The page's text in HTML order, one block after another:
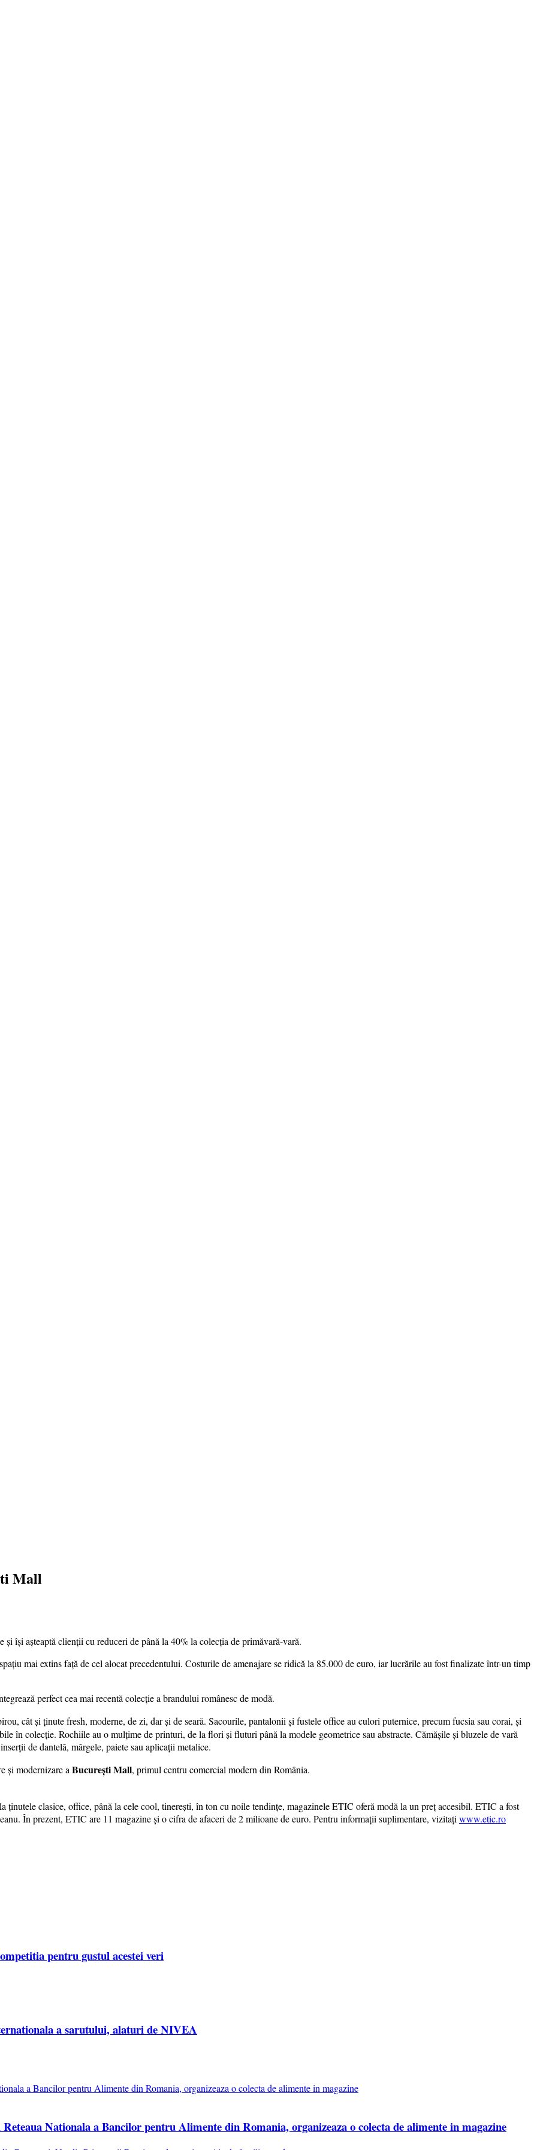
haine, incaltaminte, coafuri, tunsori, desene de colorat, poze cu modele de manichiuri!❤️
incaltaminte, coafuri, tunsori, desene de colorat, poze cu modele de manichiuri!❤️
incaltaminte, coafuri, tunsori, desene de colorat, poze cu modele de manichiuri!❤️
Mall
își așteaptă clienții cu reduceri de până la 40% la colecția de primăvară-vară.
mai extins față de cel alocat precedentului. Costurile de amenajare se ridică la 85.000 de euro, iar lucrările au fost finalizate într-un timp
perfect cea mai recentă colecție a brandului românesc de modă.
cât și ținute fresh, moderne, de zi, dar și de seară. Sacourile, pantalonii și fustele office au culori puternice, precum fucsia sau corai, și
în colecție. Rochiile au o mulțime de printuri, de la flori și fluturi până la modele geometrice sau abstracte. Cămășile și bluzele de vară
de dantelă, mărgele, paiete sau aplicații metalice.
și modernizare aBucurești Mall, primul centru comercial modern din România.
ținutele clasice, office, până la cele cool, tinerești, în ton cu noile tendințe, magazinele ETIC oferă modă la un preț accesibil. ETIC a fost
În prezent, ETIC are 11 magazine și o cifra de afaceri de 2 milioane de euro. Pentru informaţii suplimentare, vizitaţiwww.etic.ro
pentru gustul acestei veri
a sarutului, alaturi de NIVEA
Nationala a Bancilor pentru Alimente din Romania, organizeaza o colecta de alimente in magazine